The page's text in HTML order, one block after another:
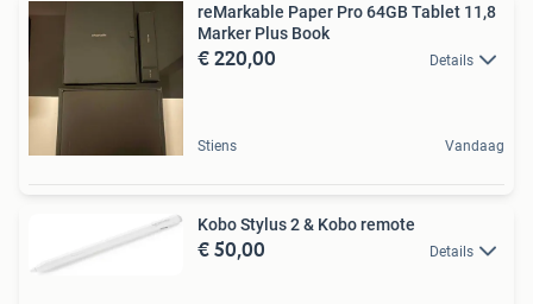
reMarkable Paper Pro 64GB Tablet 11,8
Marker Plus Book
€ 220,00 Details
Stiens Vandaag
Kobo Stylus 2 & Kobo remote
€ 50,00 Details